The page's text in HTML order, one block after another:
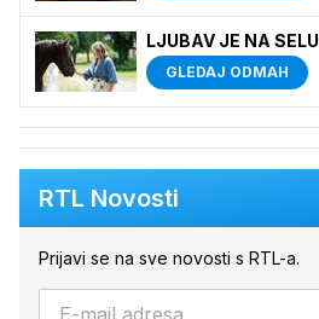
LJUBAV JE NA SELU
GLEDAJ ODMAH
RTL Novosti
Prijavi se na sve novosti s RTL-a.